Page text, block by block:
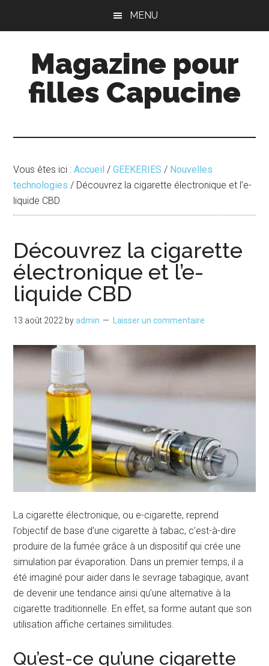
principal
principale
MENU
Magazine pour
filles Capucine
Vous êtes ici :Accueil / GEEKERIES / Nouvelles
technologies / Découvrez la cigarette électronique et l’e-
liquide CBD
Découvrez la cigarette
électronique et l’e-
liquide CBD
13 août 2022 byadmin Laisser un commentaire
La cigarette électronique, ou e-cigarette, reprend
l’objectif de base d’une cigarette à tabac, c’est-à-dire
produire de la fumée grâce à un dispositif qui crée une
simulation par évaporation. Dans un premier temps, il a
été imaginé pour aider dans le sevrage tabagique, avant
de devenir une tendance ainsi qu’une alternative à la
cigarette traditionnelle. En effet, sa forme autant que son
utilisation affiche certaines similitudes.
Qu’est-ce qu’une cigarette